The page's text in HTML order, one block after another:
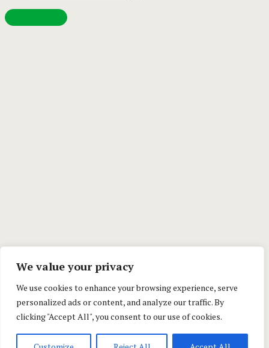
We value your privacy
We use cookies to enhance your browsing experience, serve
personalized ads or content, and analyze our traffic. By
clicking "Accept All", you consent to our use of cookies.